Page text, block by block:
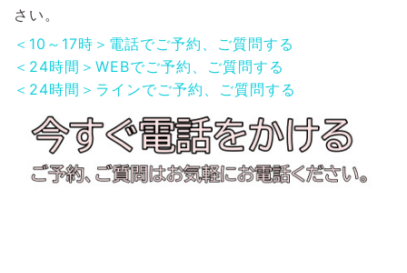
さい。
＜10～17時＞電話でご予約、ご質問する
＜24時間＞WEBでご予約、ご質問する
＜24時間＞ラインでご予約、ご質問する